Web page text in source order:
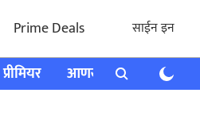
Prime Deals साईन इन
प्रीमियर आणखी राशी भविष्य